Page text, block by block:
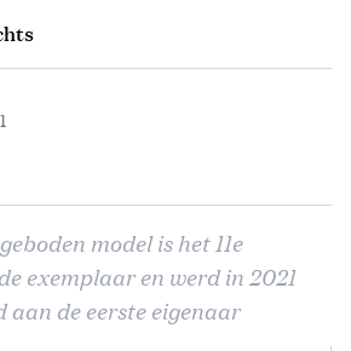
model is het 11e
exemplaar en werd in 2021
aan de eerste eigenaar